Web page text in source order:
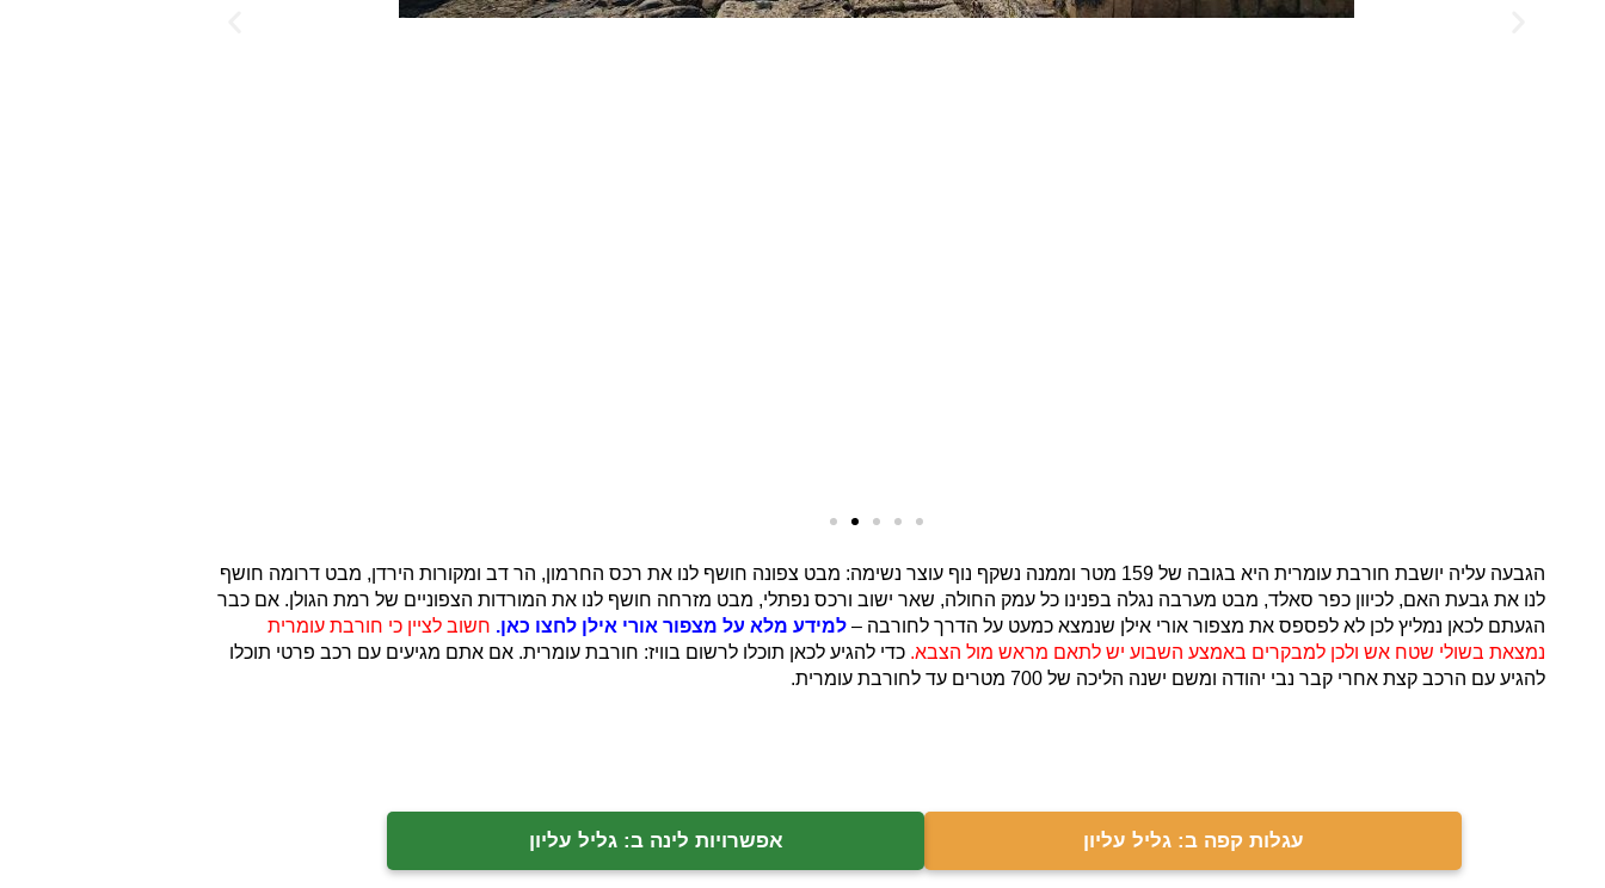
הגבעה עליה יושבת חורבת עומרית היא בגובה של 159 מטר וממנה נשקף נוף עוצר נשימה: מבט צפונה חושף לנו את רכס החרמון, הר דב ומקורות הירדן, מבט דרומה חושף
לנו את גבעת האם, לכיוון כפר סאלד, מבט מערבה נגלה בפנינו כל עמק החולה, שאר ישוב ורכס נפתלי, מבט מזרחה חושף לנו את המורדות הצפוניים של רמת הגולן. אם כבר
הגעתם לכאן נמליץ לכן לא לפספס את מצפור אורי אילן שנמצא כמעט על הדרך לחורבה – למידע מלא על מצפור אורי אילן לחצו כאן. חשוב לציין כי חורבת עומרית
נמצאת בשולי שטח אש ולכן למבקרים באמצע השבוע יש לתאם מראש מול הצבא. כדי להגיע לכאן תוכלו לרשום בוויז: חורבת עומרית. אם אתם מגיעים עם רכב פרטי תוכלו
להגיע עם הרכב קצת אחרי קבר נבי יהודה ומשם ישנה הליכה של 700 מטרים עד לחורבת עומרית.
עגלות קפה ב: גליל עליון אפשרויות לינה ב: גליל עליון